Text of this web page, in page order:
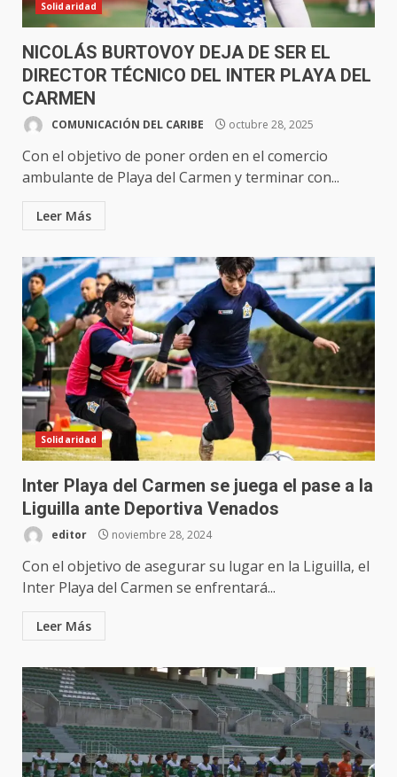
Solidaridad
NICOLÁS BURTOVOY DEJA DE SER EL
DIRECTOR TÉCNICO DEL INTER PLAYA DEL
CARMEN
COMUNICACIÓN DEL CARIBE octubre 28, 2025
Con el objetivo de poner orden en el comercio
ambulante de Playa del Carmen y terminar con...
Leer Más
Solidaridad
Inter Playa del Carmen se juega el pase a la
Liguilla ante Deportiva Venados
editor noviembre 28, 2024
Con el objetivo de asegurar su lugar en la Liguilla, el
Inter Playa del Carmen se enfrentará...
Leer Más